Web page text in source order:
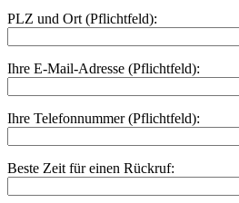
PLZ und Ort (Pflichtfeld):
Ihre E-Mail-Adresse (Pflichtfeld):
Ihre Telefonnummer (Pflichtfeld):
Beste Zeit für einen Rückruf: